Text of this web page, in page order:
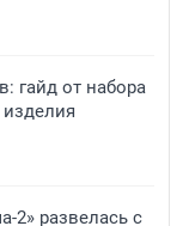
гайд от набора
изделия
2» развелась с